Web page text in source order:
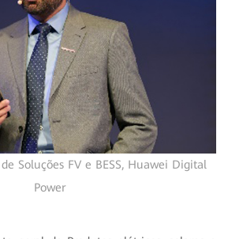
Soluções FV e BESS, Huawei Digital
Power